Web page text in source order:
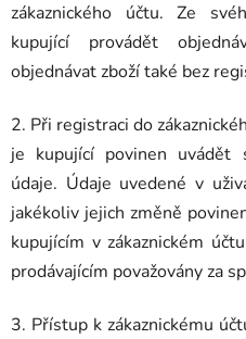
zákaznického účtu. Ze
kupující provádět
objednávat zboží také bez
2. Při registraci do
je kupující povinen uvádět
údaje. Údaje uvedené v
jakékoliv jejich změně
kupujícím v zákaznickém
prodávajícím považovány za
3. Přístup k zákaznickému